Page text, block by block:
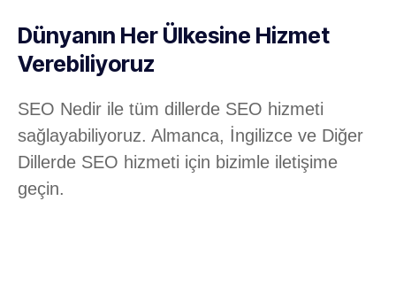
Dünyanın Her Ülkesine Hizmet
Verebiliyoruz
SEO Nedir ile tüm dillerde SEO hizmeti
sağlayabiliyoruz. Almanca, İngilizce ve Diğer
Dillerde SEO hizmeti için bizimle iletişime
geçin.